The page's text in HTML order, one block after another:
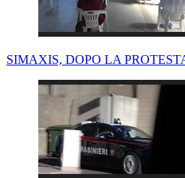
SIMAXIS, DOPO LA